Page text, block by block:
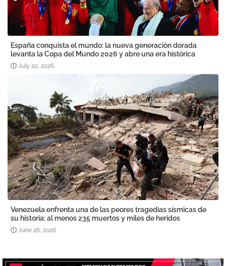
España conquista el mundo: la nueva generación dorada
levanta la Copa del Mundo 2026 y abre una era histórica
July 20, 2026
Venezuela enfrenta una de las peores tragedias sísmicas de
su historia: al menos 235 muertos y miles de heridos
June 26, 2026